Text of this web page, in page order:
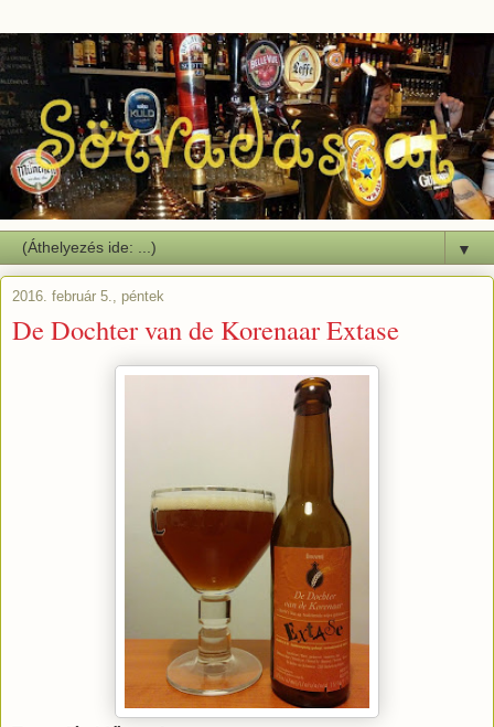
▼
2016. február 5., péntek
De Dochter van de Korenaar Extase